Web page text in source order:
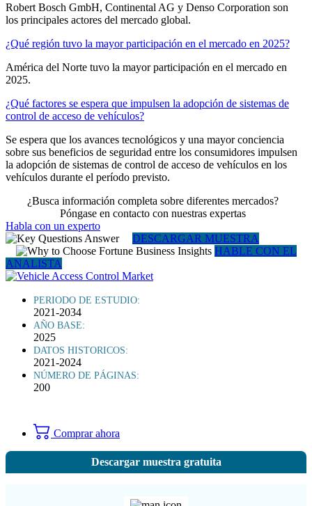
Robert Bosch GmbH, Continental AG y Denso Corporation son
los principales actores del mercado global.
¿Qué región tuvo la mayor participación en el mercado en 2025?
América del Norte tuvo la mayor participación en el mercado en
2025.
¿Qué factores se espera que impulsen la adopción de sistemas de
control de acceso de vehículos?
Se espera que los avances tecnológicos y una mayor conciencia
sobre sus beneficios de seguridad entre los consumidores impulsen
la adopción de sistemas de control de acceso de vehículos en los
vehículos durante el período previsto.
¿Busca información completa sobre diferentes mercados?
Póngase en contacto con nuestras expertas
Habla con un experto
DESCARGAR MUESTRA
HABLE CON EL
ANALISTA
PERIODO DE ESTUDIO:
2021-2034
AÑO BASE:
2025
DATOS HISTORICOS:
2021-2024
NÚMERO DE PÁGINAS:
200
Comprar ahora
Descargar muestra gratuita